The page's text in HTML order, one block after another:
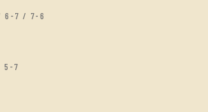
6-7 / 7-6
5-7